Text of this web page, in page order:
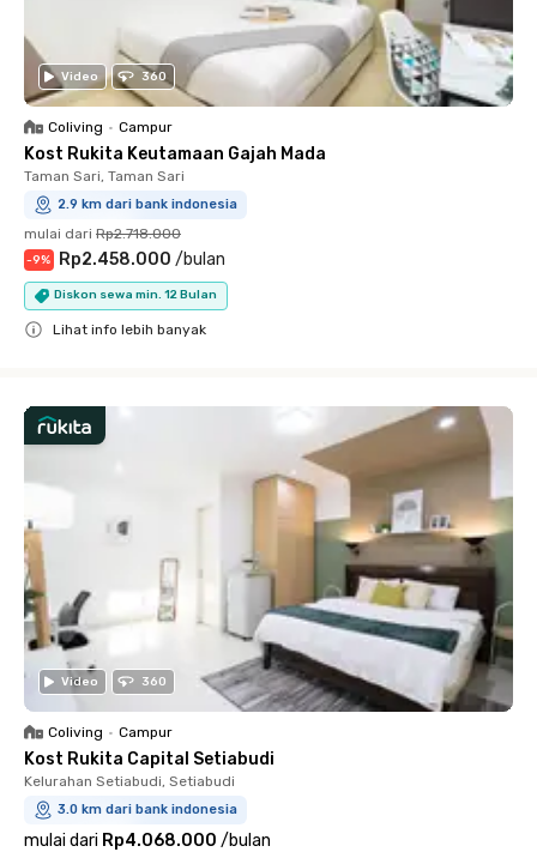
Video 360
Coliving • Campur
Kost Rukita Keutamaan Gajah Mada
Taman Sari, Taman Sari
2.9 km dari bank indonesia
mulai dari Rp2.718.000
-9% Rp2.458.000 /bulan
Diskon sewa min. 12 Bulan
Lihat info lebih banyak
Video 360
Coliving • Campur
Kost Rukita Capital Setiabudi
Kelurahan Setiabudi, Setiabudi
3.0 km dari bank indonesia
mulai dari Rp4.068.000 /bulan